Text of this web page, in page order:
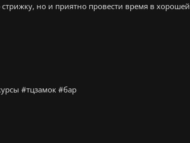
но и приятно провести время в хорошей
#тцзамок #бар